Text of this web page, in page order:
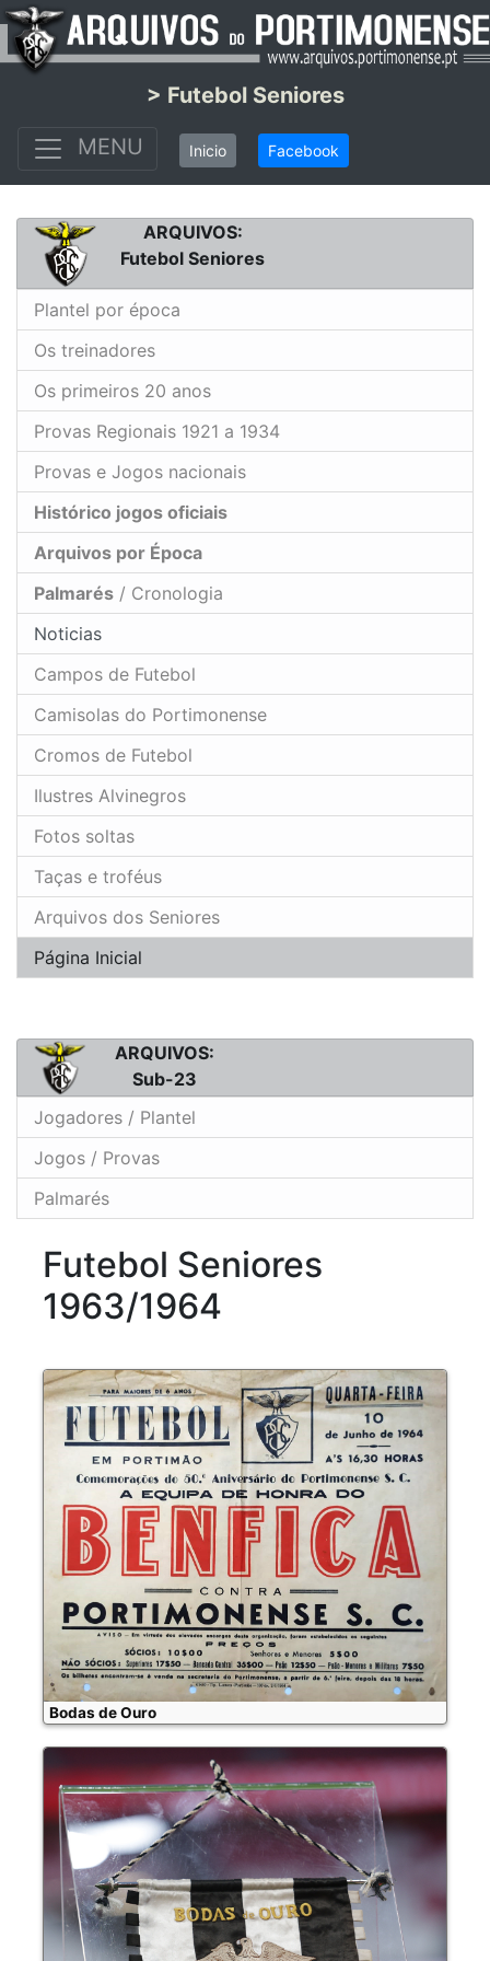
> Futebol Seniores
MENU
Inicio Facebook
ARQUIVOS:
Futebol Seniores
Plantel por época
Os treinadores
Os primeiros 20 anos
Provas Regionais 1921 a 1934
Provas e Jogos nacionais
Histórico jogos oficiais
Arquivos por Época
Palmarés / Cronologia
Noticias
Campos de Futebol
Camisolas do Portimonense
Cromos de Futebol
Ilustres Alvinegros
Fotos soltas
Taças e troféus
Arquivos dos Seniores
Página Inicial
ARQUIVOS:
Sub-23
Jogadores / Plantel
Jogos / Provas
Palmarés
Futebol Seniores
1963/1964
Bodas de Ouro